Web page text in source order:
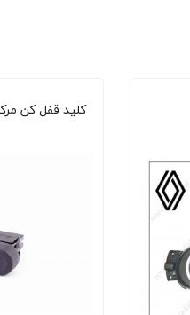
کلید قفل کن